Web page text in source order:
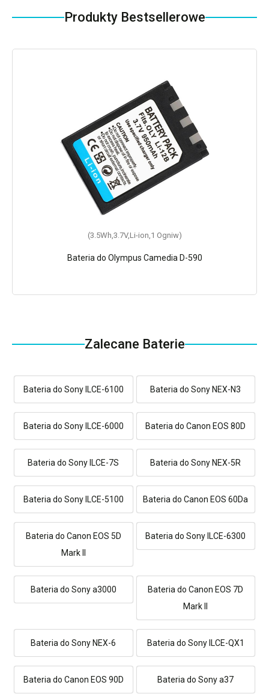
Produkty Bestsellerowe
(3.5Wh,3.7V,Li-ion,1 Ogniw)
Bateria do Olympus Camedia D-590
Zalecane Baterie
Bateria do Sony ILCE-6100 Bateria do Sony NEX-N3
Bateria do Sony ILCE-6000 Bateria do Canon EOS 80D
Bateria do Sony ILCE-7S Bateria do Sony NEX-5R
Bateria do Sony ILCE-5100 Bateria do Canon EOS 60Da
Bateria do Canon EOS 5D
Mark II
Bateria do Sony ILCE-6300
Bateria do Sony a3000
Bateria do Canon EOS 7D
Mark II
Bateria do Sony NEX-6 Bateria do Sony ILCE-QX1
Bateria do Canon EOS 90D Bateria do Sony a37